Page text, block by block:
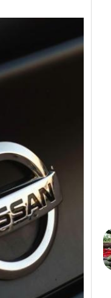
o
e
s